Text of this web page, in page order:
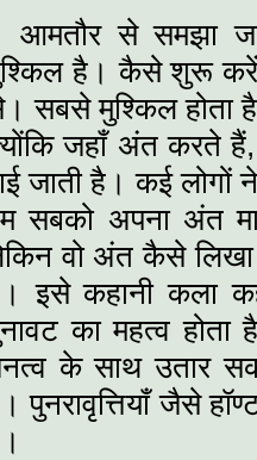
आमतौर से समझा
है। कैसे शुरू
सबसे मुश्किल होता
जहाँ अंत करते हैं,
जाती है। कई
सबको अपना अंत
वो अंत कैसे लिखा
इसे कहानी कला
का महत्‍व होता
के साथ उतार
पुनरावृत्तियाँ जैसे